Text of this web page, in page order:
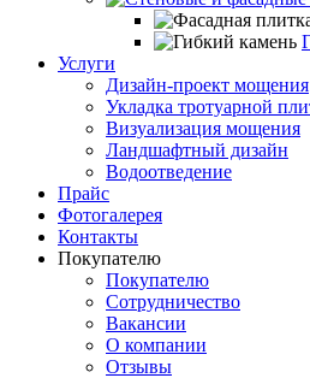
Услуги
Дизайн-проект мощения
Укладка тротуарной
Визуализация мощения
Ландшафтный дизайн
Водоотведение
Прайс
Фотогалерея
Контакты
Покупателю
Покупателю
Сотрудничество
Вакансии
О компании
Отзывы